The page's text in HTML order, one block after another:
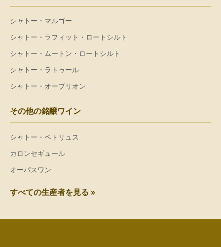
シャトー・マルゴー
シャトー・ラフィット・ロートシルト
シャトー・ムートン・ロートシルト
シャトー・ラトゥール
シャトー・オーブリオン
その他の銘醸ワイン
シャトー・ペトリュス
カロンセギュール
オーパスワン
すべての生産者を見る »